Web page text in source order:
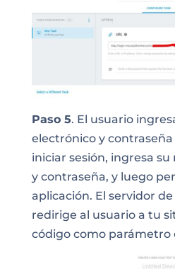
Paso 5. El usuario
electrónico y contraseña
iniciar sesión, ingresa
y contraseña, y luego
aplicación. El servidor
redirige al usuario a tu
código como parámetro